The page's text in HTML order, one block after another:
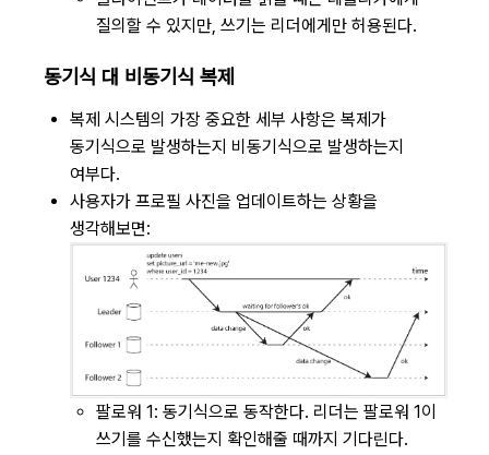
질의할 수 있지만, 쓰기는 리더에게만 허용된다.
동기식 대 비동기식 복제
복제 시스템의 가장 중요한 세부 사항은 복제가
동기식으로 발생하는지 비동기식으로 발생하는지
여부다.
사용자가 프로필 사진을 업데이트하는 상황을
생각해보면:
팔로워 1: 동기식으로 동작한다. 리더는 팔로워 1이
쓰기를 수신했는지 확인해줄 때까지 기다린다.